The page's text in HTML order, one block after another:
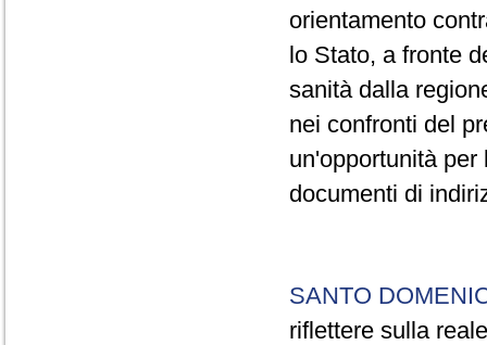
orientamento
lo Stato, a fronte
sanità dalla
nei confronti del
un'opportunità
documenti di
SANTO
riflettere sulla